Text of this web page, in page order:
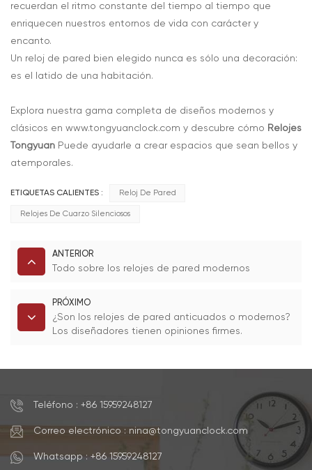
recuerdan el ritmo constante del tiempo al tiempo que
enriquecen nuestros entornos de vida con carácter y
encanto.
Un reloj de pared bien elegido nunca es sólo una decoración:
es el latido de una habitación.
Explora nuestra gama completa de diseños modernos y
clásicos en www.tongyuanclock.com y descubre cómo Relojes
Tongyuan Puede ayudarle a crear espacios que sean bellos y
atemporales.
ETIQUETAS CALIENTES : Reloj De Pared
Relojes De Cuarzo Silenciosos
ANTERIOR
Todo sobre los relojes de pared modernos
PRÓXIMO
¿Son los relojes de pared anticuados o modernos?
Los diseñadores tienen opiniones firmes.
Teléfono : +86 15959248127
Correo electrónico : nina@tongyuanclock.com
Whatsapp : +86 15959248127